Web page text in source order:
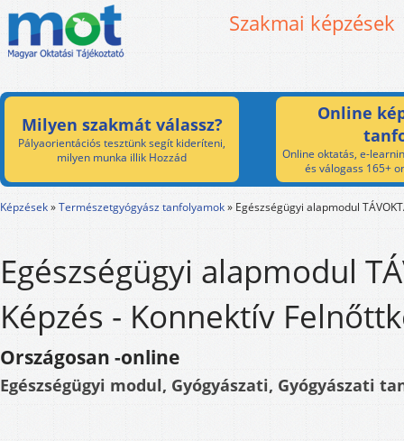
Szakmai képzések
Milyen szakmát válassz?
Pályaorientációs tesztünk segít kideríteni,
milyen munka illik Hozzád
Online
Online oktatás, e-
és válogass 165+
Képzések»Természetgyógyász tanfolyamok» Egészségügyi alapmodul
Egészségügyi alapmodul
Képzés - Konnektív
Országosan -online
Egészségügyi modul, Gyógyászati, Gyógyászati